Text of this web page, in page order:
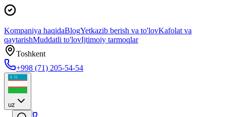
Kompaniya haqidaBlogYetkazib berish va to'lovKafolat va
qaytarishMuddatli to'lovIjtimoiy tarmoqlar
Toshkent
+998 (71) 205-54-54
uz